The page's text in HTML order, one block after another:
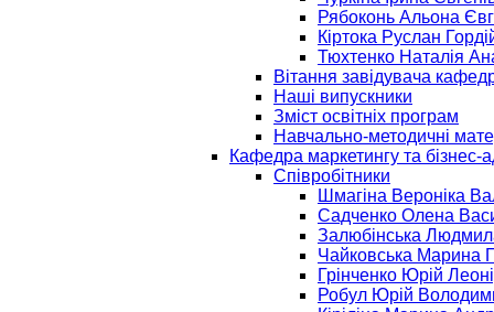
Рябоконь Альона
Кіртока Руслан
Тюхтенко Наталія
Вітання завідувача
Наші випускники
Зміст освітніх програм
Навчально-методичні
Кафедра маркетингу та бізнес-
Співробітники
Шмагіна Вероніка
Садченко Олена
Залюбінська
Чайковська Марина
Грінченко Юрій
Робул Юрій